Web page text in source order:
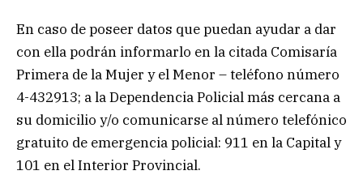
En caso de poseer datos que puedan ayudar a dar
con ella podrán informarlo en la citada Comisaría
Primera de la Mujer y el Menor – teléfono número
4-432913; a la Dependencia Policial más cercana a
su domicilio y/o comunicarse al número telefónico
gratuito de emergencia policial: 911 en la Capital y
101 en el Interior Provincial.